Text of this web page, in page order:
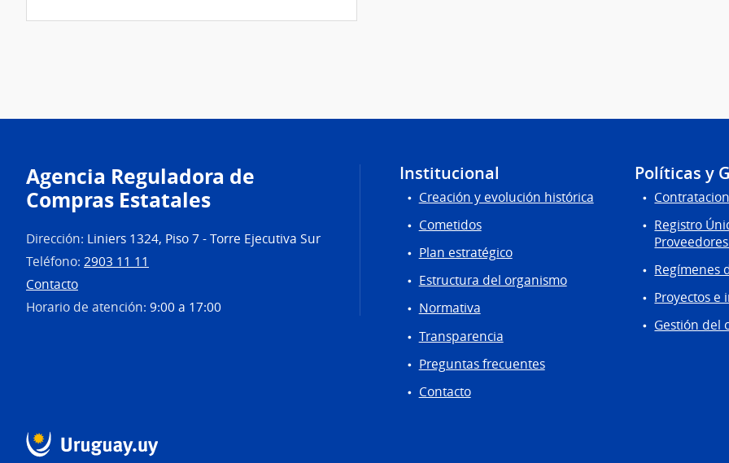
Agencia Reguladora de
Compras Estatales
Dirección: Liniers 1324, Piso 7 - Torre Ejecutiva Sur
Teléfono: 2903 11 11
Contacto
Horario de atención: 9:00 a 17:00
Institucional
Creación y evolución histórica
Cometidos
Plan estratégico
Estructura del organismo
Normativa
Transparencia
Preguntas frecuentes
Contacto
Políticas y
Registro
Regímenes
Proyectos e
Gestión del